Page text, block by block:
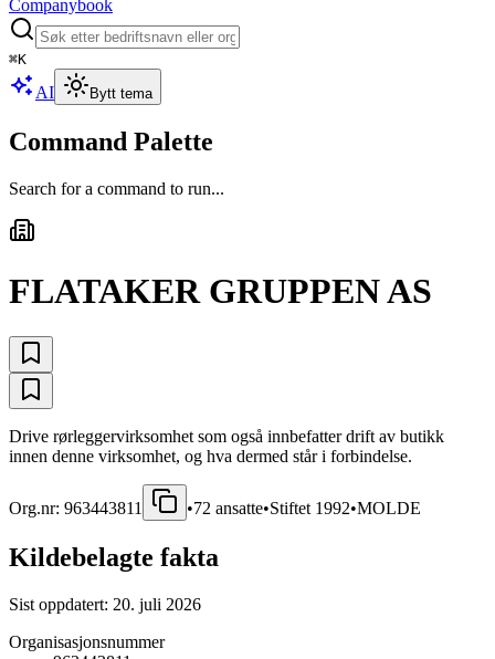
Companybook
⌘K
AI Bytt tema
Command Palette
Search for a command to run...
FLATAKER GRUPPEN AS
Drive rørleggervirksomhet som også innbefatter drift av butikk
innen denne virksomhet, og hva dermed står i forbindelse.
Org.nr: 963443811 •72 ansatte•Stiftet 1992•MOLDE
Kildebelagte fakta
Sist oppdatert: 20. juli 2026
Organisasjonsnummer